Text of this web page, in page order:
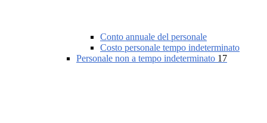
Conto annuale del personale
Costo personale tempo indeterminato
Personale non a tempo indeterminato 17